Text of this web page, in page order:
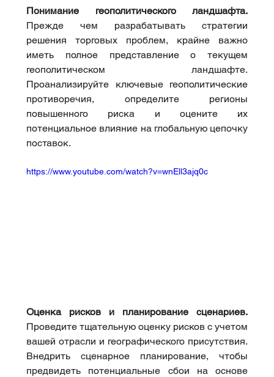
Понимание геополитического ландшафта.
Прежде чем разрабатывать стратегии
решения торговых проблем, крайне важно
иметь полное представление о текущем
геополитическом ландшафте.
Проанализируйте ключевые геополитические
противоречия, определите регионы
повышенного риска и оцените их
потенциальное влияние на глобальную цепочку
поставок.
https://www.youtube.com/watch?v=wnEll3ajq0c
Оценка рисков и планирование сценариев.
Проведите тщательную оценку рисков с учетом
вашей отрасли и географического присутствия.
Внедрить сценарное планирование, чтобы
предвидеть потенциальные сбои на основе